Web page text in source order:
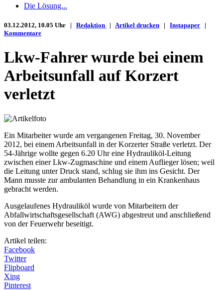
Die Lösung...
03.12.2012, 10.05 Uhr | Redaktion | Artikel drucken | Instapaper |
Kommentare
Lkw-Fahrer wurde bei einem
Arbeitsunfall auf Korzert
verletzt
Ein Mitarbeiter wurde am vergangenen Freitag, 30. November
2012, bei einem Arbeitsunfall in der Korzerter Straße verletzt. Der
54-Jährige wollte gegen 6.20 Uhr eine Hydrauliköl-Leitung
zwischen einer Lkw-Zugmaschine und einem Auflieger lösen; weil
die Leitung unter Druck stand, schlug sie ihm ins Gesicht. Der
Mann musste zur ambulanten Behandlung in ein Krankenhaus
gebracht werden.
Ausgelaufenes Hydrauliköl wurde von Mitarbeitern der
Abfallwirtschaftsgesellschaft (AWG) abgestreut und anschließend
von der Feuerwehr beseitigt.
Artikel teilen:
Facebook
Twitter
Flipboard
Xing
Pinterest